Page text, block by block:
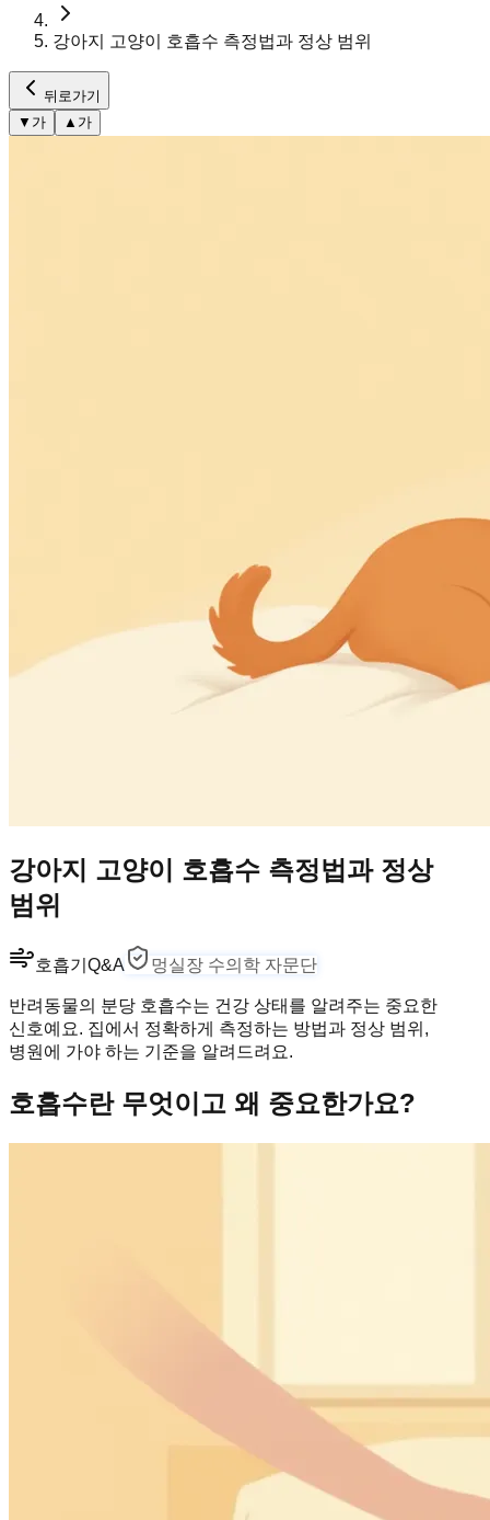
강아지 고양이 호흡수 측정법과 정상 범위
뒤로가기
▼ 가 ▲ 가
강아지 고양이 호흡수 측정법과 정상
범위
호흡기 Q&A 멍실장 수의학 자문단
반려동물의 분당 호흡수는 건강 상태를 알려주는 중요한
신호예요. 집에서 정확하게 측정하는 방법과 정상 범위,
병원에 가야 하는 기준을 알려드려요.
호흡수란 무엇이고 왜 중요한가요?